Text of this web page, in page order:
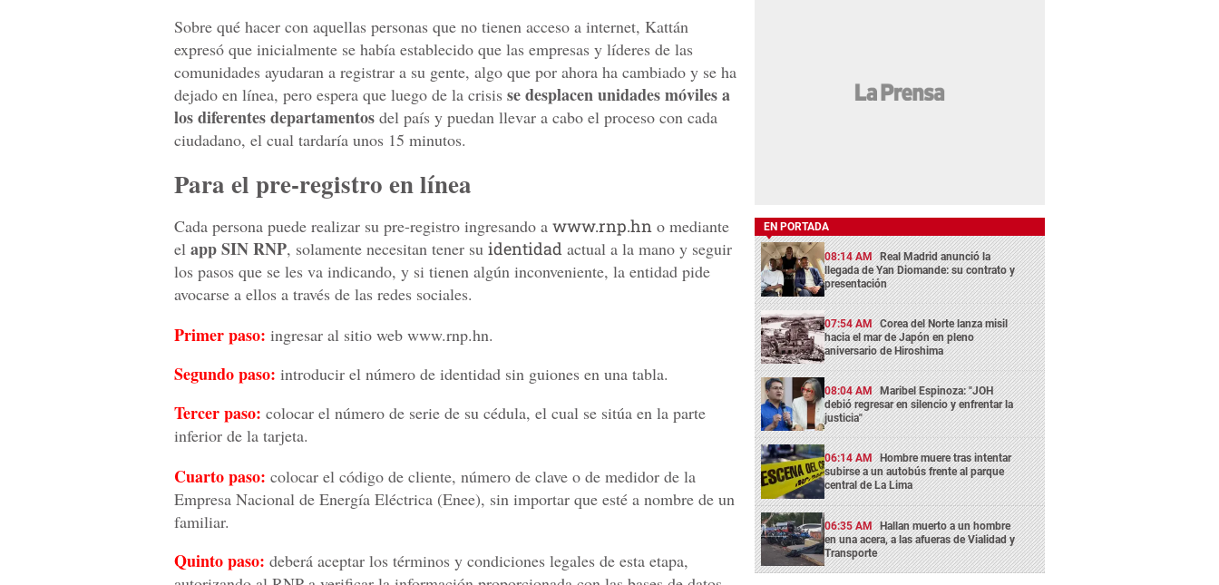
Sobre qué hacer con aquellas personas que no tienen acceso a internet, Kattán
expresó que inicialmente se había establecido que las empresas y líderes de las
comunidades ayudaran a registrar a su gente, algo que por ahora ha cambiado y se ha
dejado en línea, pero espera que luego de la crisis se desplacen unidades móviles a
los diferentes departamentos del país y puedan llevar a cabo el proceso con cada
ciudadano, el cual tardaría unos 15 minutos.
Para el pre-registro en línea
Cada persona puede realizar su pre-registro ingresando a www.rnp.hn o mediante
el app SIN RNP, solamente necesitan tener su identidad actual a la mano y seguir
los pasos que se les va indicando, y si tienen algún inconveniente, la entidad pide
avocarse a ellos a través de las redes sociales.
Primer paso: ingresar al sitio web www.rnp.hn.
Segundo paso: introducir el número de identidad sin guiones en una tabla.
Tercer paso: colocar el número de serie de su cédula, el cual se sitúa en la parte
inferior de la tarjeta.
Cuarto paso: colocar el código de cliente, número de clave o de medidor de la
Empresa Nacional de Energía Eléctrica (Enee), sin importar que esté a nombre de un
familiar.
Quinto paso: deberá aceptar los términos y condiciones legales de esta etapa,
EN PORTADA
08:14 AM Real Madrid anunció la
llegada de Yan Diomande: su contrato y
presentación
07:54 AM Corea del Norte lanza misil
hacia el mar de Japón en pleno
aniversario de Hiroshima
08:04 AM Maribel Espinoza: "JOH
debió regresar en silencio y enfrentar la
justicia"
06:14 AM Hombre muere tras intentar
subirse a un autobús frente al parque
central de La Lima
06:35 AM Hallan muerto a un hombre
en una acera, a las afueras de Vialidad y
Transporte